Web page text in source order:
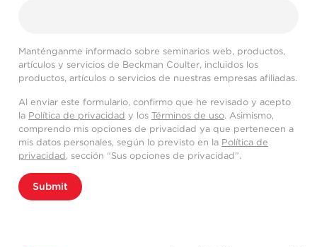
Manténganme informado sobre seminarios web, productos,
artículos y servicios de Beckman Coulter, incluidos los
productos, artículos o servicios de nuestras empresas afiliadas.
Al enviar este formulario, confirmo que he revisado y acepto
la Política de privacidad y los Términos de uso. Asimismo,
comprendo mis opciones de privacidad ya que pertenecen a
mis datos personales, según lo previsto en la Política de
privacidad, sección “Sus opciones de privacidad”.
Submit